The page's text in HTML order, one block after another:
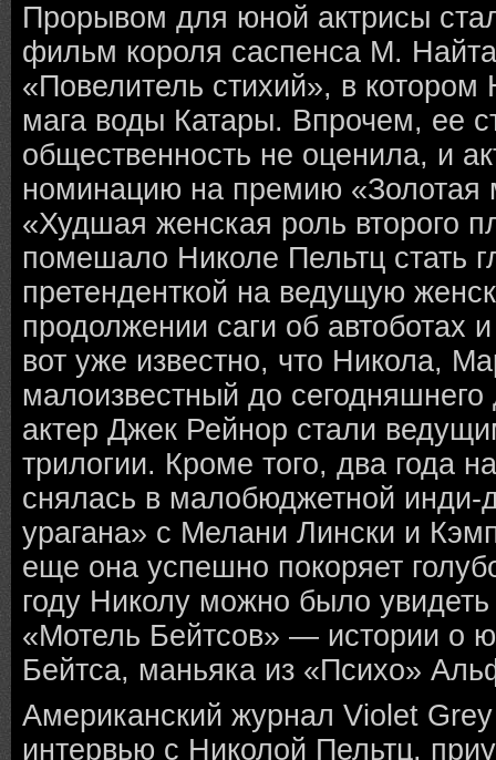
Прорывом для юной актрисы
фильм короля саспенса М.
«Повелитель стихий», в
мага воды Катары. Впрочем, ее
общественность не оценила, и
номинацию на премию «Золотая
«Худшая женская роль второго
помешало Николе Пельтц стать
претенденткой на ведущую
продолжении саги об автоботах
вот уже известно, что Никола,
малоизвестный до сегодняшнего
актер Джек Рейнор стали
трилогии. Кроме того, два года
снялась в малобюджетной инди-
урагана» с Мелани Лински и
еще она успешно покоряет
году Николу можно было
«Мотель Бейтсов» — истории о
Бейтса, маньяка из «Психо»
Американский журнал Violet
интервью с Николой Пельтц,